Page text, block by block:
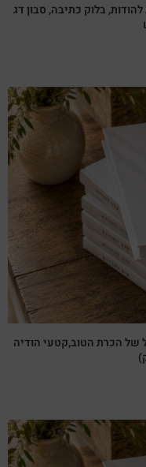
בלוק כתיבה, סבון דג
של הכרת הטוב,קטעי הודיה